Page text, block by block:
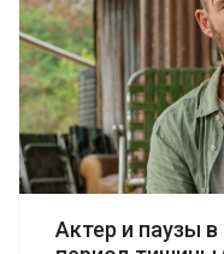
Актер и паузы